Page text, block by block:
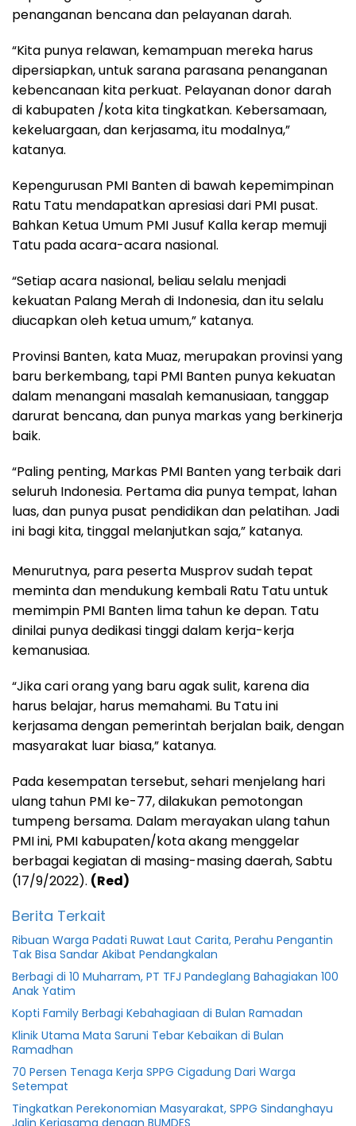
penanganan bencana dan pelayanan darah.
“Kita punya relawan, kemampuan mereka harus
dipersiapkan, untuk sarana parasana penanganan
kebencanaan kita perkuat. Pelayanan donor darah
di kabupaten /kota kita tingkatkan. Kebersamaan,
kekeluargaan, dan kerjasama, itu modalnya,”
katanya.
Kepengurusan PMI Banten di bawah kepemimpinan
Ratu Tatu mendapatkan apresiasi dari PMI pusat.
Bahkan Ketua Umum PMI Jusuf Kalla kerap memuji
Tatu pada acara-acara nasional.
“Setiap acara nasional, beliau selalu menjadi
kekuatan Palang Merah di Indonesia, dan itu selalu
diucapkan oleh ketua umum,” katanya.
Provinsi Banten, kata Muaz, merupakan provinsi yang
baru berkembang, tapi PMI Banten punya kekuatan
dalam menangani masalah kemanusiaan, tanggap
darurat bencana, dan punya markas yang berkinerja
baik.
“Paling penting, Markas PMI Banten yang terbaik dari
seluruh Indonesia. Pertama dia punya tempat, lahan
luas, dan punya pusat pendidikan dan pelatihan. Jadi
ini bagi kita, tinggal melanjutkan saja,” katanya.
Menurutnya, para peserta Musprov sudah tepat
meminta dan mendukung kembali Ratu Tatu untuk
memimpin PMI Banten lima tahun ke depan. Tatu
dinilai punya dedikasi tinggi dalam kerja-kerja
kemanusiaa.
“Jika cari orang yang baru agak sulit, karena dia
harus belajar, harus memahami. Bu Tatu ini
kerjasama dengan pemerintah berjalan baik, dengan
masyarakat luar biasa,” katanya.
Pada kesempatan tersebut, sehari menjelang hari
ulang tahun PMI ke-77, dilakukan pemotongan
tumpeng bersama. Dalam merayakan ulang tahun
PMI ini, PMI kabupaten/kota akang menggelar
berbagai kegiatan di masing-masing daerah, Sabtu
(17/9/2022). (Red)
Berita Terkait
Ribuan Warga Padati Ruwat Laut Carita, Perahu Pengantin
Tak Bisa Sandar Akibat Pendangkalan
Berbagi di 10 Muharram, PT TFJ Pandeglang Bahagiakan 100
Anak Yatim
Kopti Family Berbagi Kebahagiaan di Bulan Ramadan
Klinik Utama Mata Saruni Tebar Kebaikan di Bulan
Ramadhan
70 Persen Tenaga Kerja SPPG Cigadung Dari Warga
Setempat
Tingkatkan Perekonomian Masyarakat, SPPG Sindanghayu
Jalin Kerjasama dengan BUMDES